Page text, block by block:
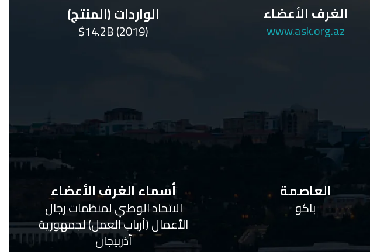
الواردات (المنتج)
$14.2B (2019)
الغرف الأعضاء
www.ask.org.az
أسماء الغرف الأعضاء
الاتحاد الوطني لمنظمات رجال
الأعمال (أرباب العمل) لجمهورية
أذربيجان
العاصمة
باكو